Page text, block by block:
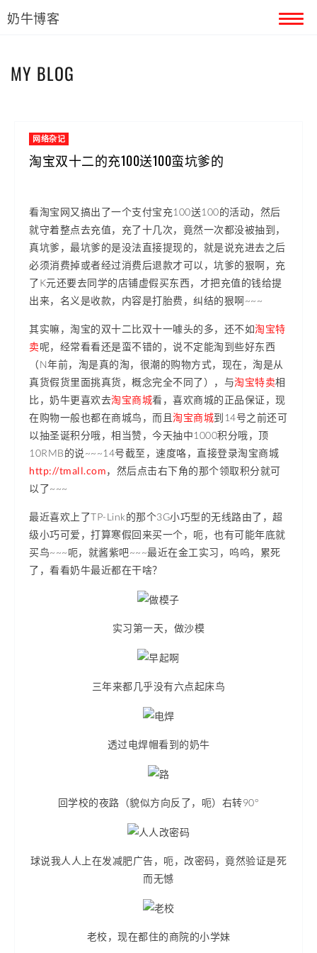
奶牛博客
MY BLOG
网络杂记
淘宝双十二的充100送100蛮坑爹的
看淘宝网又搞出了一个支付宝充100送100的活动，然后
就守着整点去充值，充了十几次，竟然一次都没被抽到，
真坑爹，最坑爹的是没法直接提现的，就是说充进去之后
必须消费掉或者经过消费后退款才可以，坑爹的狠啊，充
了K元还要去同学的店铺虚假买东西，才把充值的钱给提
出来，名义是收款，内容是打胎费，纠结的狠啊~~~
其实嘛，淘宝的双十二比双十一噱头的多，还不如淘宝特
卖呢，经常看看还是蛮不错的，说不定能淘到些好东西
（N年前，淘是真的淘，很潮的购物方式，现在，淘是从
真货假货里面挑真货，概念完全不同了），与淘宝特卖相
比，奶牛更喜欢去淘宝商城看，喜欢商城的正品保证，现
在购物一般也都在商城鸟，而且淘宝商城到14号之前还可
以抽圣诞积分哦，相当赞，今天抽中1000积分哦，顶
10RMB的说~~~14号截至，速度咯，直接登录淘宝商城
http://tmall.com，然后点击右下角的那个领取积分就可
以了~~~
最近喜欢上了TP-Link的那个3G小巧型的无线路由了，超
级小巧可爱，打算寒假回来买一个，呃，也有可能年底就
买鸟~~~呃，就酱紫吧~~~最近在金工实习，呜呜，累死
了，看看奶牛最近都在干啥？
实习第一天，做沙模
三年来都几乎没有六点起床鸟
透过电焊帽看到的奶牛
回学校的夜路（貌似方向反了，呃）右转90°
球说我人人上在发减肥广告，呃，改密码，竟然验证是死
而无憾
老校，现在都住的商院的小学妹